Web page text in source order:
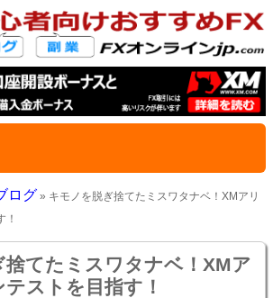
ログ » キモノを脱ぎ捨てたミスワタナベ！XMアリ
！
捨てたミスワタナベ！XMア
ストを目指す！